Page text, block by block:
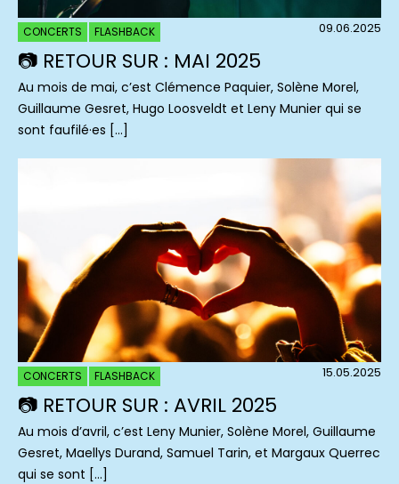
CONCERTS FLASHBACK 09.06.2025
📷 RETOUR SUR : MAI 2025
Au mois de mai, c’est Clémence Paquier, Solène Morel,
Guillaume Gesret, Hugo Loosveldt et Leny Munier qui se
sont faufilé·es […]
CONCERTS FLASHBACK 15.05.2025
📷 RETOUR SUR : AVRIL 2025
Au mois d’avril, c’est Leny Munier, Solène Morel, Guillaume
Gesret, Maellys Durand, Samuel Tarin, et Margaux Querrec
qui se sont […]